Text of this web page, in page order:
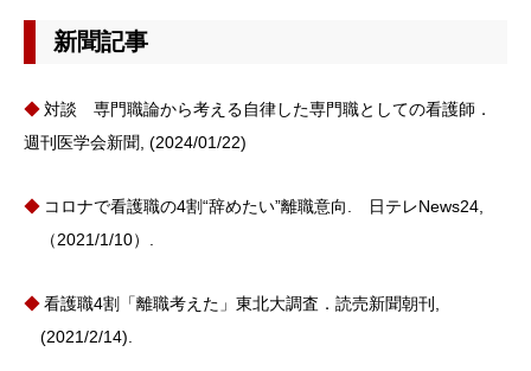
新聞記事
対談 専門職論から考える自律した専門職としての看護師．
週刊医学会新聞, (2024/01/22)
コロナで看護職の4割“辞めたい”離職意向. 日テレNews24,
（2021/1/10）.
看護職4割「離職考えた」東北大調査．読売新聞朝刊,
(2021/2/14).